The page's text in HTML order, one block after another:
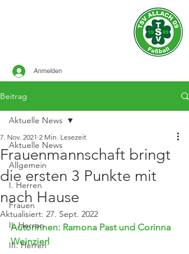
Anmelden
Beitrag
Aktuelle News
Allgemein
I. Herren
Frauen
II. Herren
III. Herren
Aktuelle News
Frauenmannschaft bringt
die ersten 3 Punkte mit
nach Hause
7. Nov. 2021 2 Min. Lesezeit
Aktualisiert: 27. Sept. 2022
Autorinnen: Ramona Past und Corinna
Weinzierl